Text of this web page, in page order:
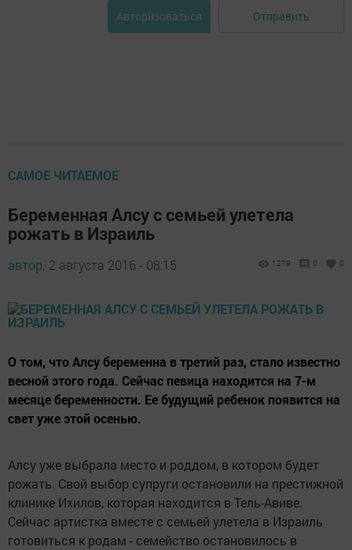
Авторизоваться Отправить
САМОЕ ЧИТАЕМОЕ
Беременная Алсу с семьей улетела
рожать в Израиль
автор, 2 августа 2016 - 08:15 1279 0 0
О том, что Алсу беременна в третий раз, стало известно
весной этого года. Сейчас певица находится на 7-м
месяце беременности. Ее будущий ребенок появится на
свет уже этой осенью.
Алсу уже выбрала место и роддом, в котором будет
рожать. Свой выбор супруги остановили на престижной
клинике Ихилов, которая находится в Тель-Авиве.
Сейчас артистка вместе с семьей улетела в Израиль
готовиться к родам - семейство остановилось в